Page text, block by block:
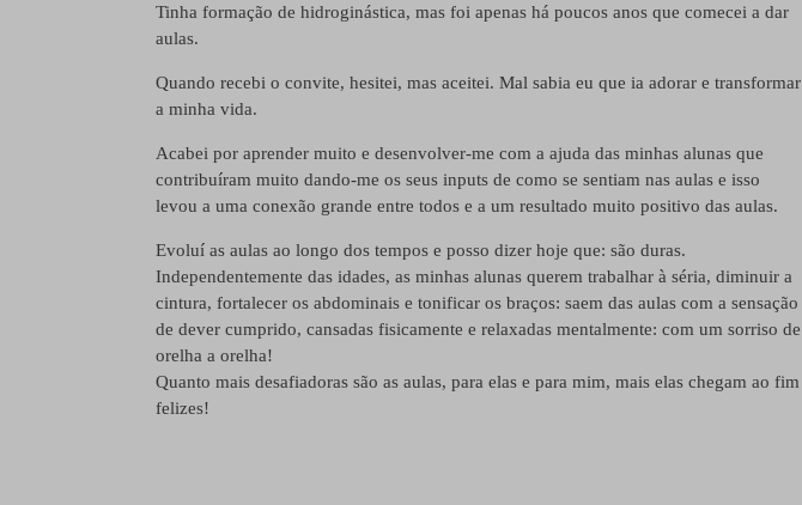
Tinha formação de hidroginástica, mas foi apenas há poucos anos que comecei a dar
aulas.
Quando recebi o convite, hesitei, mas aceitei. Mal sabia eu que ia adorar e transformar
a minha vida.
Acabei por aprender muito e desenvolver-me com a ajuda das minhas alunas que
contribuíram muito dando-me os seus inputs de como se sentiam nas aulas e isso
levou a uma conexão grande entre todos e a um resultado muito positivo das aulas.
Evoluí as aulas ao longo dos tempos e posso dizer hoje que: são duras.
Independentemente das idades, as minhas alunas querem trabalhar à séria, diminuir a
cintura, fortalecer os abdominais e tonificar os braços: saem das aulas com a sensação
de dever cumprido, cansadas fisicamente e relaxadas mentalmente: com um sorriso de
orelha a orelha!
Quanto mais desafiadoras são as aulas, para elas e para mim, mais elas chegam ao fim
felizes!